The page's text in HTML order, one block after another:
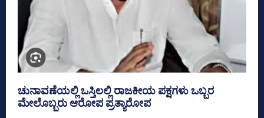
ಚುನಾವಣೆಯಲ್ಲಿ ಒಸ್ತಿಲಲ್ಲಿ ರಾಜಕೀಯ ಪಕ್ಷಗಳು ಒಬ್ಬರ
ಮೇಲೊಬ್ಬರು ಆರೋಪ ಪ್ರತ್ಯಾರೋಪ